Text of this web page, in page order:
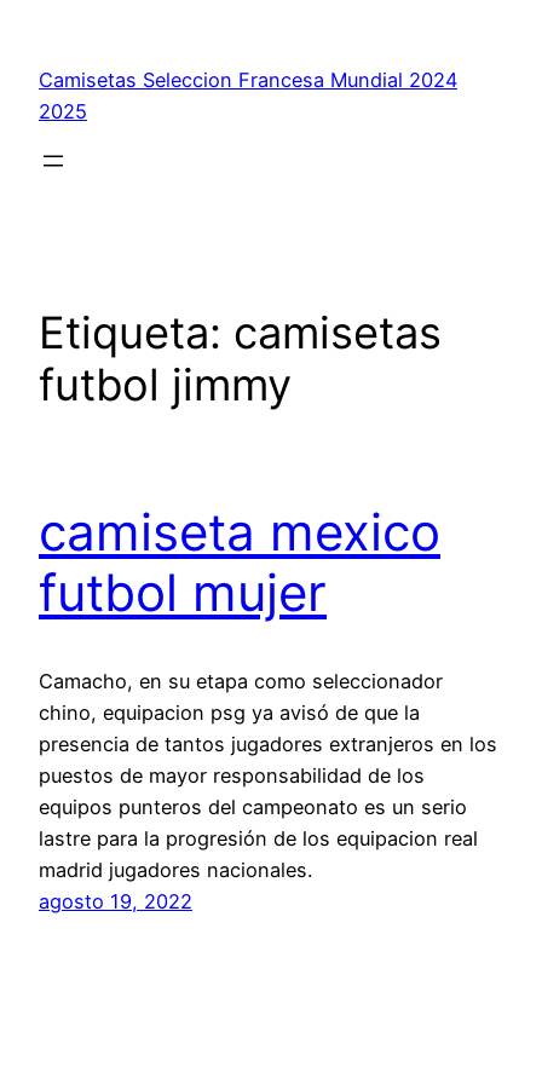
contenido
Camisetas Seleccion Francesa Mundial 2024
2025
Etiqueta: camisetas
futbol jimmy
camiseta mexico
futbol mujer
Camacho, en su etapa como seleccionador
chino, equipacion psg ya avisó de que la
presencia de tantos jugadores extranjeros en los
puestos de mayor responsabilidad de los
equipos punteros del campeonato es un serio
lastre para la progresión de los equipacion real
madrid jugadores nacionales.
agosto 19, 2022